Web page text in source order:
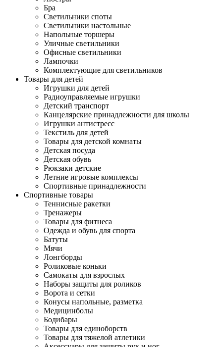
Бра
Светильники споты
Светильники настольные
Напольные торшеры
Уличные светильники
Офисные светильники
Лампочки
Комплектующие для светильников
Товары для детей
Игрушки для детей
Радиоуправляемые игрушки
Детский транспорт
Канцелярские принадлежности для школы
Игрушки антистресс
Текстиль для детей
Товары для детской комнаты
Детская посуда
Детская обувь
Рюкзаки детские
Летние игровые комплексы
Спортивные принадлежности
Спортивные товары
Теннисные ракетки
Тренажеры
Товары для фитнеса
Одежда и обувь для спорта
Батуты
Мячи
Лонгборды
Роликовые коньки
Самокаты для взрослых
Наборы защиты для роликов
Ворота и сетки
Конусы напольные, разметка
Медицинболы
Бодибары
Товары для единоборств
Товары для тяжелой атлетики